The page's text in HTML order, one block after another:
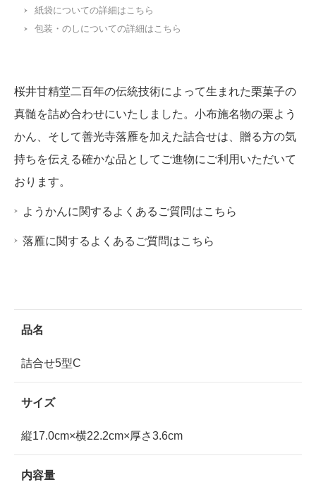
紙袋についての詳細はこちら
包装・のしについての詳細はこちら
桜井甘精堂二百年の伝統技術によって生まれた栗菓子の
真髄を詰め合わせにいたしました。小布施名物の栗よう
かん、そして善光寺落雁を加えた詰合せは、贈る方の気
持ちを伝える確かな品としてご進物にご利用いただいて
おります。
ようかんに関するよくあるご質問はこちら
落雁に関するよくあるご質問はこちら
品名
詰合せ5型C
サイズ
縦17.0cm×横22.2cm×厚さ3.6cm
内容量